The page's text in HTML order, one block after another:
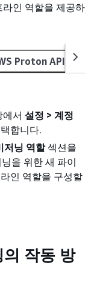
인 역할을 제공하
Proton API
에서 설정 > 계정
합니다.
저닝 역할섹션을
을 위한 새 파이
인 역할을 구성할
작동 방